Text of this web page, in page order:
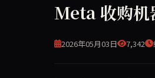
Meta 收购机
2026年05月03日 7,342